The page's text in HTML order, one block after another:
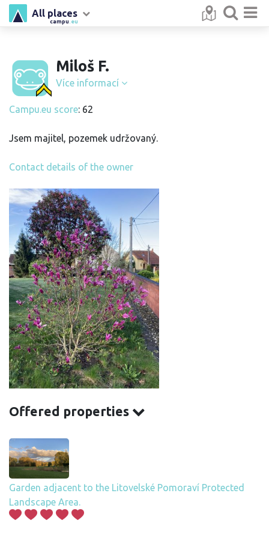
campu .eu
All places
Miloš F.
Více informací
Campu.eu score: 62
Jsem majitel, pozemek udržovaný.
Contact details of the owner
Offered properties
Garden adjacent to the Litovelské Pomoraví Protected
Landscape Area.